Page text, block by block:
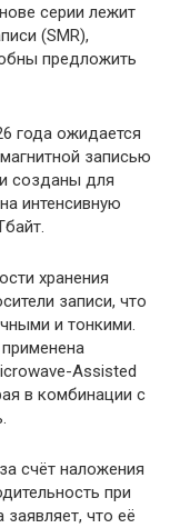
серии лежит
(SMR),
предложить
года ожидается
записью
созданы для
интенсивную
хранения
записи, что
и тонкими.
Assisted
в комбинации с
счёт наложения
при
что её